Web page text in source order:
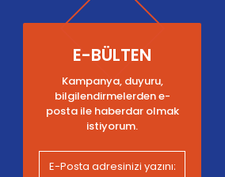
E-BÜLTEN
Kampanya, duyuru,
bilgilendirmelerden e-
posta ile haberdar olmak
istiyorum.